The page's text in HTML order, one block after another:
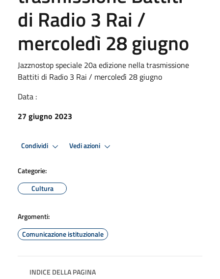
di Radio 3 Rai /
mercoledì 28 giugno
Jazznostop speciale 20a edizione nella trasmissione
Battiti di Radio 3 Rai / mercoledì 28 giugno
Data :
27 giugno 2023
Condividi Vedi azioni
Categorie:
Cultura
Argomenti:
Comunicazione istituzionale
INDICE DELLA PAGINA